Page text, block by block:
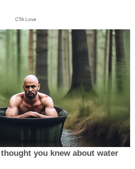
CTA Love
you knew about water